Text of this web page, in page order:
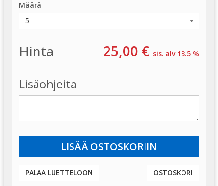
Määrä
Hinta 25,00 € sis. alv 13.5 %
Lisäohjeita
PALAA LUETTELOON OSTOSKORI